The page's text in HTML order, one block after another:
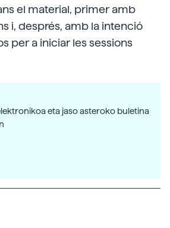
el material, primer amb
i, després, amb la intenció
per a iniciar les sessions
eta jaso asteroko buletina